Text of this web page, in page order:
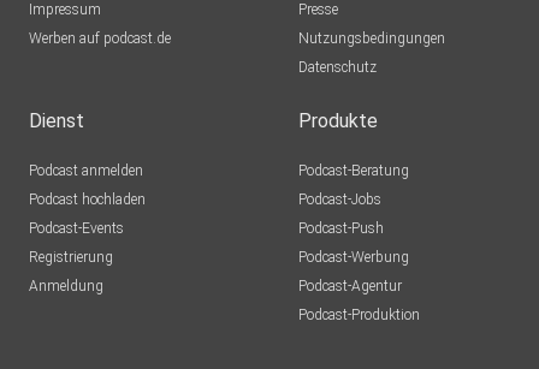
Impressum
Werben auf podcast.de
Presse
Nutzungsbedingungen
Datenschutz
Dienst
Podcast anmelden
Podcast hochladen
Podcast-Events
Registrierung
Anmeldung
Produkte
Podcast-Beratung
Podcast-Jobs
Podcast-Push
Podcast-Werbung
Podcast-Agentur
Podcast-Produktion